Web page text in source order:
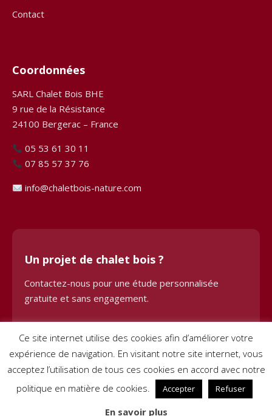
Contact
Coordonnées
SARL Chalet Bois BHE
9 rue de la Résistance
24100 Bergerac – France
05 53 61 30 11
07 85 57 37 76
info@chaletbois-nature.com
Un projet de chalet bois ?
Contactez-nous pour une étude personnalisée
gratuite et sans engagement.
Demander une étude
© 2024 Chalet Bois BHE. Tous droits réservés. Site créé parPignon
Mentions légales–Conditions générales de vente
Ce site internet utilise des cookies afin d’améliorer votre
expérience de navigation. En visitant notre site internet, vous
acceptez l’utilisation de tous ces cookies en accord avec notre
politique en matière de cookies.
Accepter Refuser
En savoir plus